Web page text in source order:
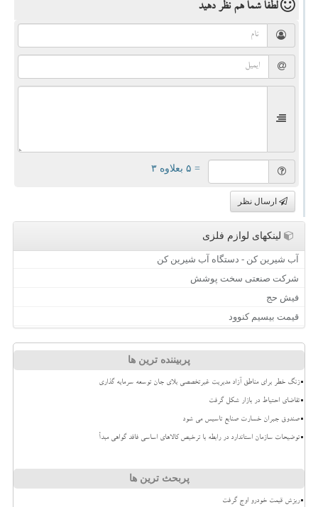
لطفا شما همنظر دهید
= ۵ بعلاوه ۳
ارسال نظر
لینکهای لوازم فلزی
آب شیرین کن - دستگاه آب شیرین کن
شرکت صنعتی سخت پوشش
فیش حج
قیمت بیسیم کنوود
پربیننده ترین ها
زنگ خطر برای مناطق آزاد مدیریت غیرتخصصی بلای جان توسعه سرمایه گذاری
تقاضای احتیاط در بازار شکل گرفت
صندوق جبران خسارت صنایع تاسیس می شود
توضیحات سازمان استاندارد در رابطه با ترخیص کالاهای اساسی فاقد گواهی مبدأ
پربحث ترین ها
ریزش قیمت خودرو اوج گرفت